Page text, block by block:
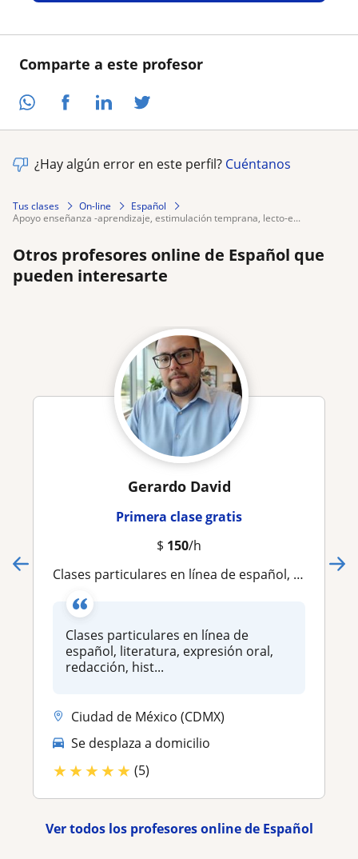
Comparte a este profesor
¿Hay algún error en este perfil? Cuéntanos
Tus clases On-line
Español
apoyo enseñanza -aprendizaje, estimulación temprana, lecto-e...
Otros profesores online de Español que
pueden interesarte
Gerardo David
Primera clase gratis
$ 150/h
Clases particulares en línea de español, literatura, expresión oral, redacción, historia
Clases particulares en línea de
español, literatura, expresión oral,
redacción, hist...
Ciudad de México (CDMX)
Se desplaza a domicilio
★★★★★ (5)
Ver todos los profesores online de Español